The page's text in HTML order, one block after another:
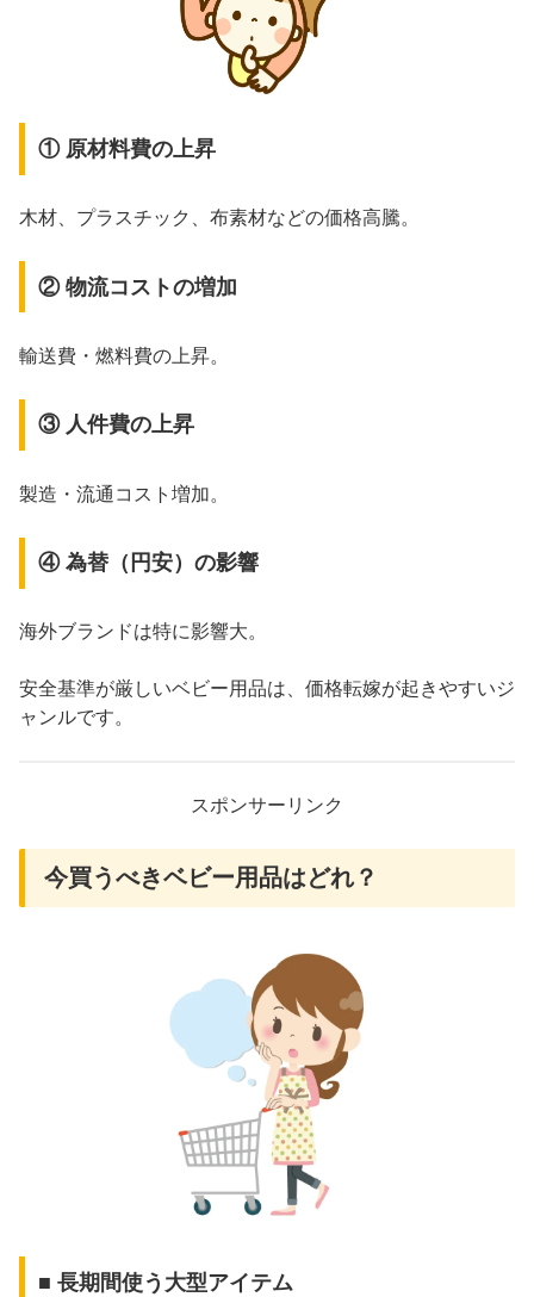
① 原材料費の上昇
木材、プラスチック、布素材などの価格高騰。
② 物流コストの増加
輸送費・燃料費の上昇。
③ 人件費の上昇
製造・流通コスト増加。
④ 為替（円安）の影響
海外ブランドは特に影響大。
安全基準が厳しいベビー用品は、価格転嫁が起きやすいジ
ャンルです。
スポンサーリンク
今買うべきベビー用品はどれ？
■ 長期間使う大型アイテム